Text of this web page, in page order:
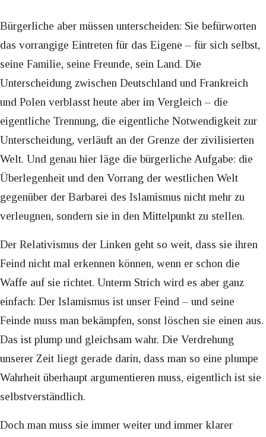
Bürgerliche aber müssen unterscheiden: Sie befürworten
das vorrangige Eintreten für das Eigene – für sich selbst,
seine Familie, seine Freunde, sein Land. Die
Unterscheidung zwischen Deutschland und Frankreich
und Polen verblasst heute aber im Vergleich – die
eigentliche Trennung, die eigentliche Notwendigkeit zur
Unterscheidung, verläuft an der Grenze der zivilisierten
Welt. Und genau hier läge die bürgerliche Aufgabe: die
Überlegenheit und den Vorrang der westlichen Welt
gegenüber der Barbarei des Islamismus nicht mehr zu
verleugnen, sondern sie in den Mittelpunkt zu stellen.
Der Relativismus der Linken geht so weit, dass sie ihren
Feind nicht mal erkennen können, wenn er schon die
Waffe auf sie richtet. Unterm Strich wird es aber ganz
einfach: Der Islamismus ist unser Feind – und seine
Feinde muss man bekämpfen, sonst löschen sie einen aus.
Das ist plump und gleichsam wahr. Die Verdrehung
unserer Zeit liegt gerade darin, dass man so eine plumpe
Wahrheit überhaupt argumentieren muss, eigentlich ist sie
selbstverständlich.
Doch man muss sie immer weiter und immer klarer